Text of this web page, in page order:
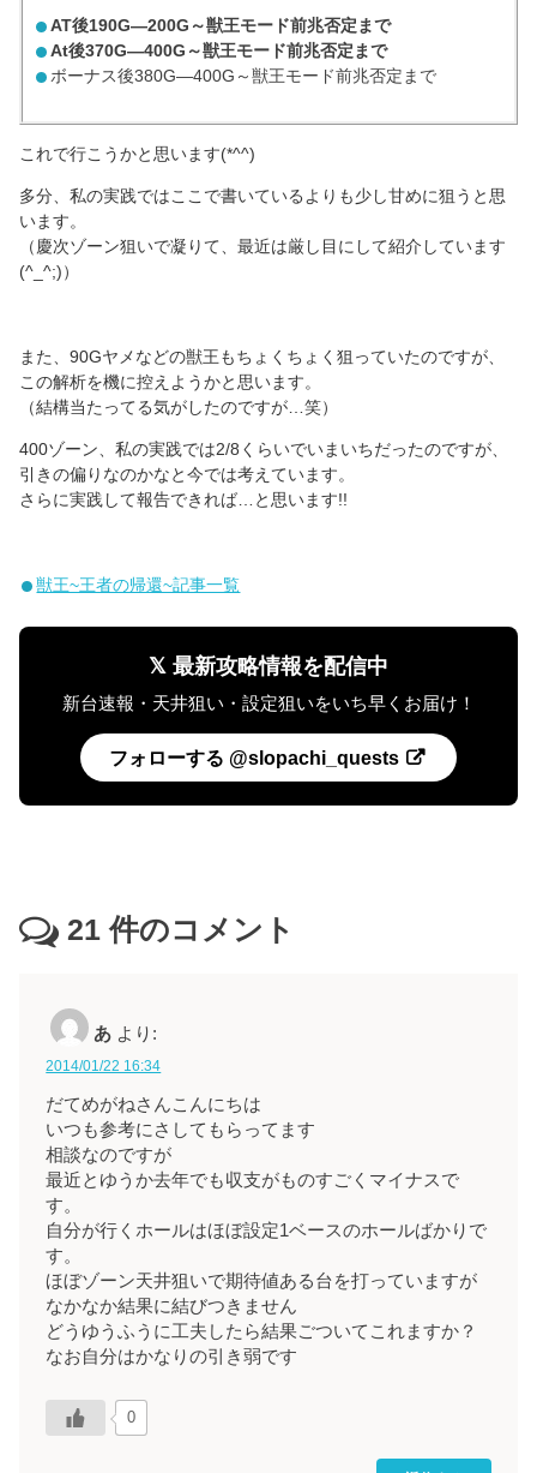
AT後190G―200G～獣王モード前兆否定まで
At後370G―400G～獣王モード前兆否定まで
ボーナス後380G―400G～獣王モード前兆否定まで
これで行こうかと思います(*^^)
多分、私の実践ではここで書いているよりも少し甘めに狙うと思
います。
（慶次ゾーン狙いで凝りて、最近は厳し目にして紹介しています
(^_^;)）
また、90Gヤメなどの獣王もちょくちょく狙っていたのですが、
この解析を機に控えようかと思います。
（結構当たってる気がしたのですが…笑）
400ゾーン、私の実践では2/8くらいでいまいちだったのですが、
引きの偏りなのかなと今では考えています。
さらに実践して報告できれば…と思います!!
獣王~王者の帰還~記事一覧
𝕏 最新攻略情報を配信中
新台速報・天井狙い・設定狙いをいち早くお届け！
フォローする @slopachi_quests
21 件のコメント
あ より:
2014/01/22 16:34
だてめがねさんこんにちは
いつも参考にさしてもらってます
相談なのですが
最近とゆうか去年でも収支がものすごくマイナスで
す。
自分が行くホールはほぼ設定1ベースのホールばかりで
す。
ほぼゾーン天井狙いで期待値ある台を打っていますが
なかなか結果に結びつきません
どうゆうふうに工夫したら結果ごついてこれますか？
なお自分はかなりの引き弱です
0